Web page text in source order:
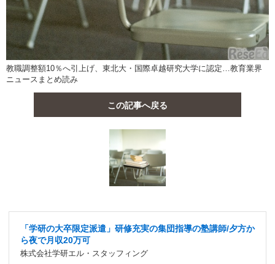
教職調整額10％へ引上げ、東北大・国際卓越研究大学に認定…教育業界
ニュースまとめ読み
この記事へ戻る
「学研の大卒限定派遣」研修充実の集団指導の塾講師/夕方か
ら夜で月収20万可
株式会社学研エル・スタッフィング